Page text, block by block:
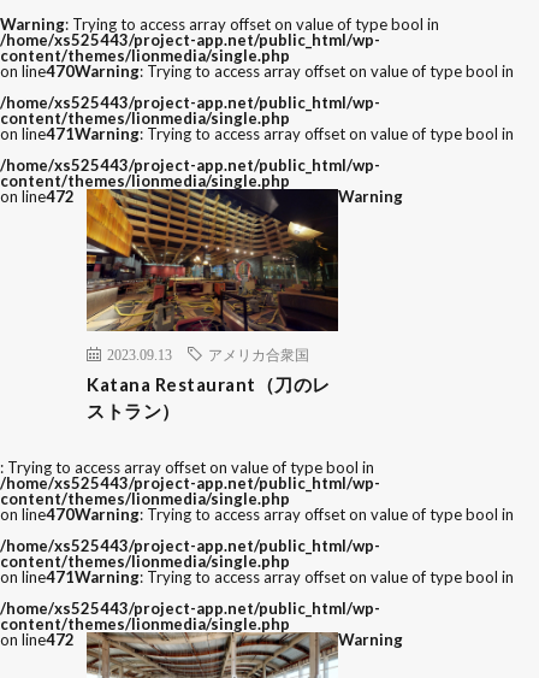
Warning: Trying to access array offset on value of type bool in
/home/xs525443/project-app.net/public_html/wp-
content/themes/lionmedia/single.php
on line470Warning: Trying to access array offset on value of type bool in
/home/xs525443/project-app.net/public_html/wp-
content/themes/lionmedia/single.php
on line471Warning: Trying to access array offset on value of type bool in
/home/xs525443/project-app.net/public_html/wp-
content/themes/lionmedia/single.php
on line472
2023.09.13 アメリカ合衆国
Katana Restaurant（刀のレ
ストラン）
Warning
: Trying to access array offset on value of type bool in
/home/xs525443/project-app.net/public_html/wp-
content/themes/lionmedia/single.php
on line470Warning: Trying to access array offset on value of type bool in
/home/xs525443/project-app.net/public_html/wp-
content/themes/lionmedia/single.php
on line471Warning: Trying to access array offset on value of type bool in
/home/xs525443/project-app.net/public_html/wp-
content/themes/lionmedia/single.php
on line472 Warning